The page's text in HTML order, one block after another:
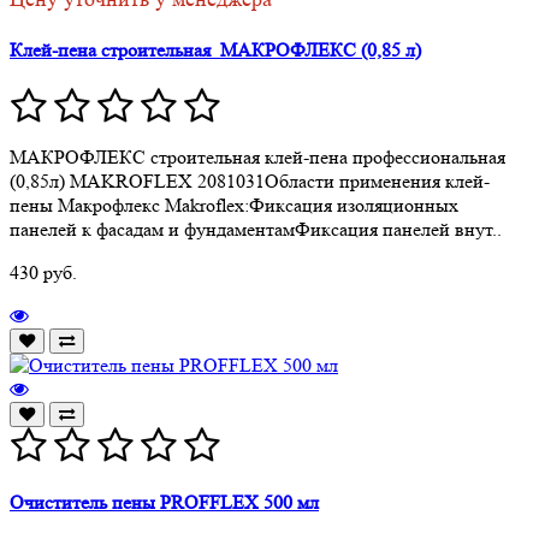
Клей-пена строительная МАКРОФЛЕКС (0,85 л)
МАКРОФЛЕКС cтроительная клей-пена профессиональная
(0,85л) MAKROFLEX 2081031Области применения клей-
пены Макрофлекс Makroflex:Фиксация изоляционных
панелей к фасадам и фундаментамФиксация панелей внут..
430 руб.
Очиститель пены PROFFLEX 500 мл